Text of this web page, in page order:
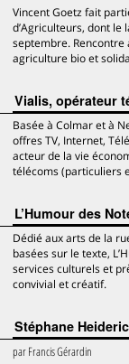
Vincent Goetz fait
d’Agriculteurs, dont
septembre.
agriculture bio et
Vialis, opérateur
Basée à Colmar et à
offres TV, Internet,
acteur de la vie
télécoms (particuliers
L’Humour des
Dédié aux arts de la
basées sur le texte,
services culturels et
convivial et créatif.
Stéphane
parFrancis Gérardin